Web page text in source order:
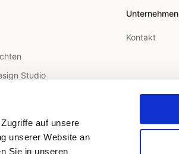
auf unsere
unserer Website an
Sie in unseren
Studio
Unternehmen
Kontakt